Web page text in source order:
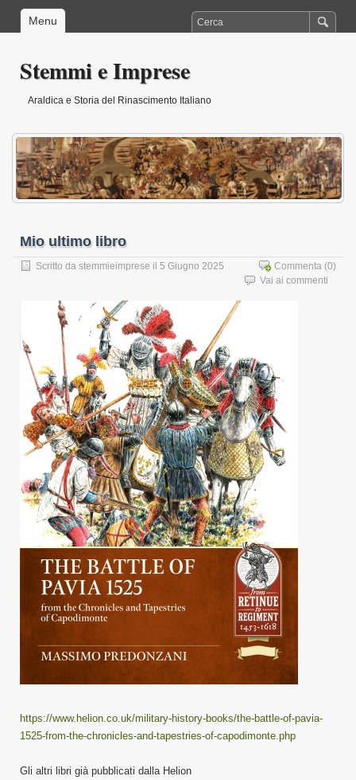
Menu
Stemmi e Imprese
Araldica e Storia del Rinascimento Italiano
Mio ultimo libro
Scritto da stemmieimprese il 5 Giugno 2025 Commenta (0)
Vai ai commenti
https://www.helion.co.uk/military-history-books/the-battle-of-pavia-
1525-from-the-chronicles-and-tapestries-of-capodimonte.php
Gli altri libri già pubblicati dalla Helion